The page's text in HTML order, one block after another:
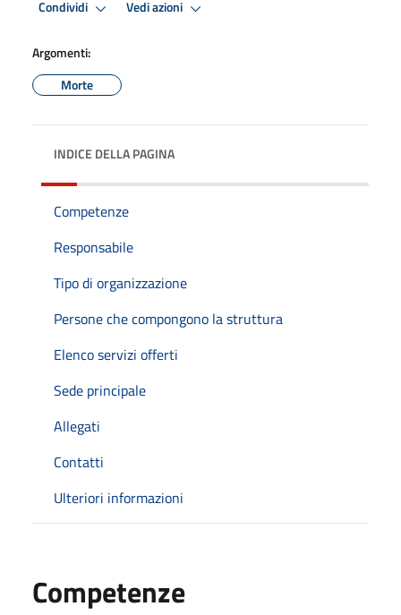
Condividi Vedi azioni
Argomenti:
Morte
INDICE DELLA PAGINA
Competenze
Responsabile
Tipo di organizzazione
Persone che compongono la struttura
Elenco servizi offerti
Sede principale
Allegati
Contatti
Ulteriori informazioni
Competenze